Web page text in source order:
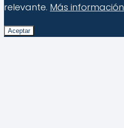
relevante. Más información
Aceptar